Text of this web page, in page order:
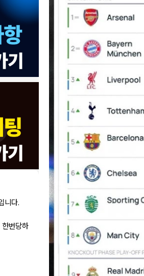
니다.
려줌
능한가
지려
한번당하